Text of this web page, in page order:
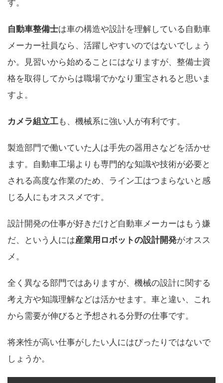
す。
自動車整備士は車の構造や設計を理解している自動車
メーカー社員なら、活躍しやすいのではないでしょう
か。見習いから始めることにはなりますが、整備士資
格を取得してからは職場でかなり重宝されると思いま
すよ。
カメラ組立工も、機械系に強い人が有利です。
製造部門で働いていた人は手先の器用さなどを活かせ
ます。自動車工場よりも専門的な知識や技術が必要と
される高度な作業のため、ライン工はつまらないと感
じる人にもオススメです。
設計開発の仕事が好きだけど自動車メーカーはもう嫌
だ、という人には産業用ロボットの設計開発がオスス
メ。
全く異なる部門ではありますが、機械の設計に関する
考え方や知識理解などは活かせます。車と違い、これ
から需要が伸びると予想される分野の仕事です。
将来性が高い仕事がしたい人にはぴったりではないで
しょうか。